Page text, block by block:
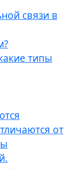
связи в
типы
от